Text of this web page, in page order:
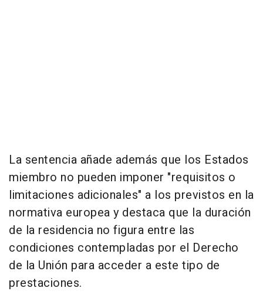
La sentencia añade además que los Estados
miembro no pueden imponer "requisitos o
limitaciones adicionales" a los previstos en la
normativa europea y destaca que la duración
de la residencia no figura entre las
condiciones contempladas por el Derecho
de la Unión para acceder a este tipo de
prestaciones.